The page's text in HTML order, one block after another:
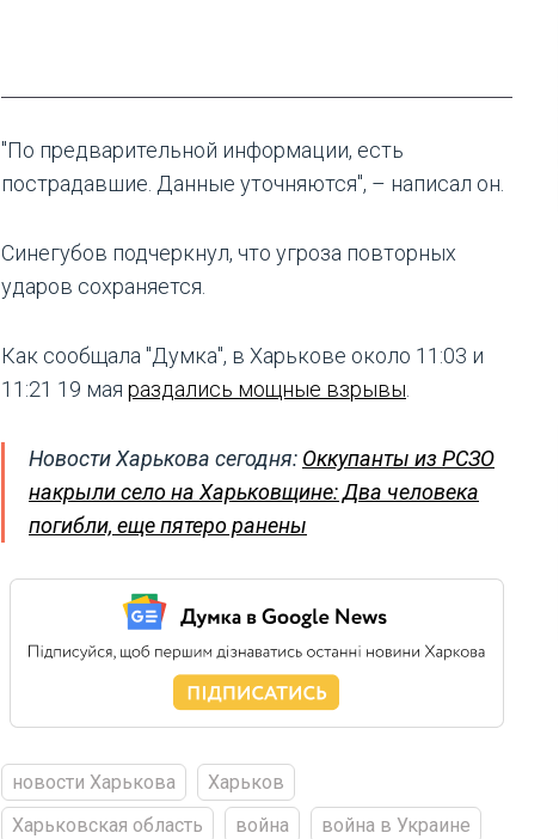
"По предварительной информации, есть
пострадавшие. Данные уточняются", – написал он.
Синегубов подчеркнул, что угроза повторных
ударов сохраняется.
Как сообщала "Думка", в Харькове около 11:03 и
11:21 19 мая раздались мощные взрывы.
Новости Харькова сегодня: Оккупанты из РСЗО
накрыли село на Харьковщине: Два человека
погибли, еще пятеро ранены
новости Харькова
Харьков
Харьковская область
война война в Украине